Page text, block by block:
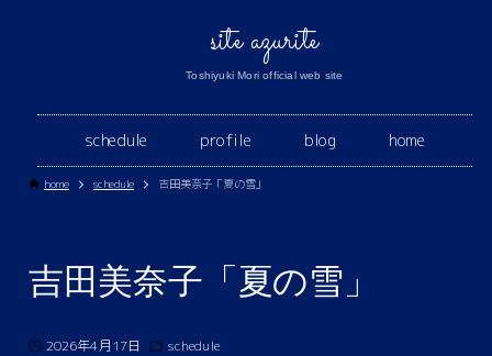
site azurite
Toshiyuki Mori official web site
schedule profile blog home
home schedule 吉田美奈子「夏の雪」
吉田美奈子「夏の雪」
2026年4月17日 schedule